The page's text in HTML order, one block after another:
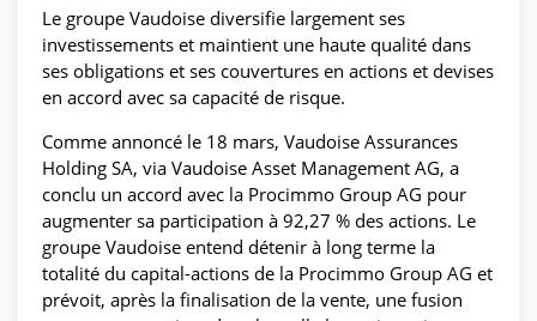
Le groupe Vaudoise diversifie largement ses
investissements et maintient une haute qualité dans
ses obligations et ses couvertures en actions et devises
en accord avec sa capacité de risque.
Comme annoncé le 18 mars, Vaudoise Assurances
Holding SA, via Vaudoise Asset Management AG, a
conclu un accord avec la Procimmo Group AG pour
augmenter sa participation à 92,27 % des actions. Le
groupe Vaudoise entend détenir à long terme la
totalité du capital-actions de la Procimmo Group AG et
prévoit, après la finalisation de la vente, une fusion